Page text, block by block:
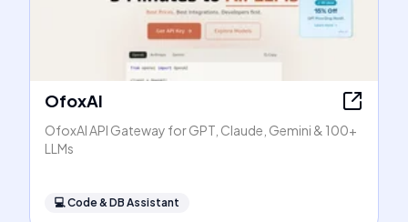
OfoxAI
OfoxAI API Gateway for GPT, Claude, Gemini & 100+
LLMs
💻Code & DB Assistant